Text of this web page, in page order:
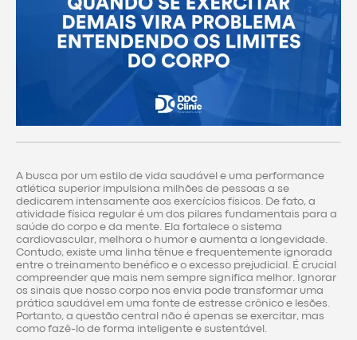
A busca por um estilo de vida saudável e uma performance
atlética superior impulsiona milhões de pessoas a se
dedicarem intensamente aos exercícios físicos. De fato, a
atividade física regular é um dos pilares fundamentais para a
saúde do corpo e da mente. Ela fortalece o sistema
cardiovascular, melhora o humor e aumenta a longevidade.
Contudo, existe uma linha tênue e frequentemente ignorada
entre o treinamento benéfico e o excesso prejudicial. É crucial
compreender que mais nem sempre significa melhor. Ignorar
os sinais que nosso corpo nos envia pode transformar uma
prática saudável em uma fonte de estresse crônico e lesões.
Portanto, a questão central não é apenas se exercitar, mas
como fazê-lo de forma inteligente e sustentável.